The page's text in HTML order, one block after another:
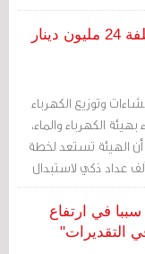
في الفترة الأخيرة
الكهرباء: تركيب 300 ألف عداد ذكي بكلفة 24 مليون دينار
وتوزيع الكهرباء
بهيئة الكهرباء والماء،
أن الهيئة تستعد لخطة
تركيب 300 ألف عداد ذكي لاستبدال
في ارتفاع
التقديرات"